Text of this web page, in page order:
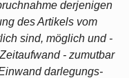
derjenigen
des Artikels vom
sind, möglich und -
- zumutbar
darlegungs-